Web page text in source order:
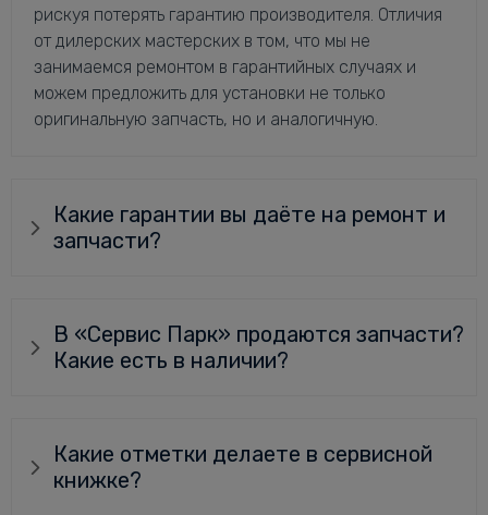
рискуя потерять гарантию производителя. Отличия
от дилерских мастерских в том, что мы не
занимаемся ремонтом в гарантийных случаях и
можем предложить для установки не только
оригинальную запчасть, но и аналогичную.
Какие гарантии вы даёте на ремонт и
запчасти?
В «Сервис Парк» продаются запчасти?
Какие есть в наличии?
Какие отметки делаете в сервисной
книжке?